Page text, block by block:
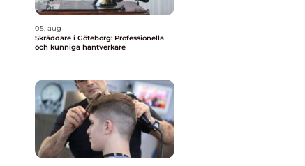
05. aug
Skräddare i Göteborg: Professionella
och kunniga hantverkare